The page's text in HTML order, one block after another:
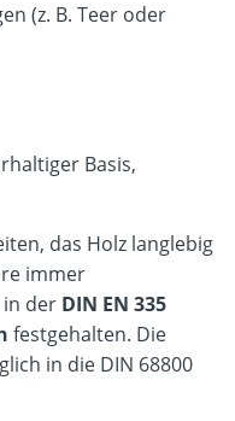
(z. B. Teer oder
Basis,
das Holz langlebig
immer
der DIN EN 335
festgehalten. Die
in die DIN 68800